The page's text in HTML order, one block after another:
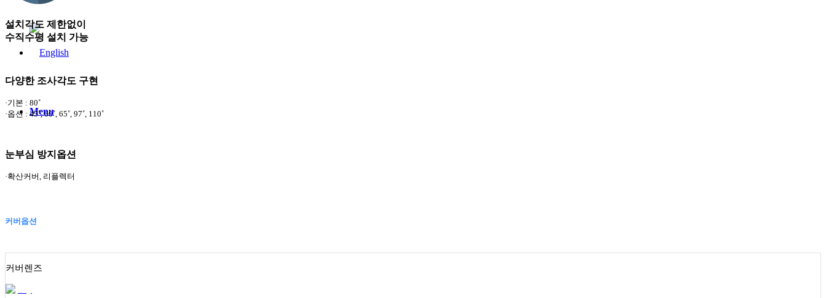
Menu
설치각도 제한없이
수직수평 설치 가능
다양한 조사각도 구현
·기본 : 80˚
·옵션 : 45˚, 60˚, 65˚, 97˚, 110˚
눈부심 방지옵션
·확산커버, 리플렉터
커버옵션
커버렌즈